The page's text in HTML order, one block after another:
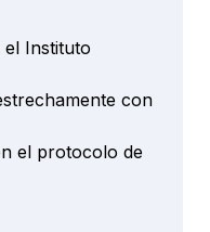
Instituto
con
el protocolo de